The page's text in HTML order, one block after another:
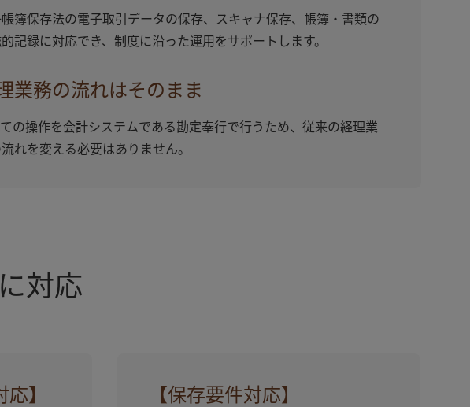
簿保存法の電子取引データの保存、スキャナ保存、帳簿・書類の
記録に対応でき、制度に沿った運用をサポートします。
業務の流れはそのまま
の操作を会計システムである勘定奉行で行うため、従来の経理業
れを変える必要はありません。
対応
】
【保存要件対応】